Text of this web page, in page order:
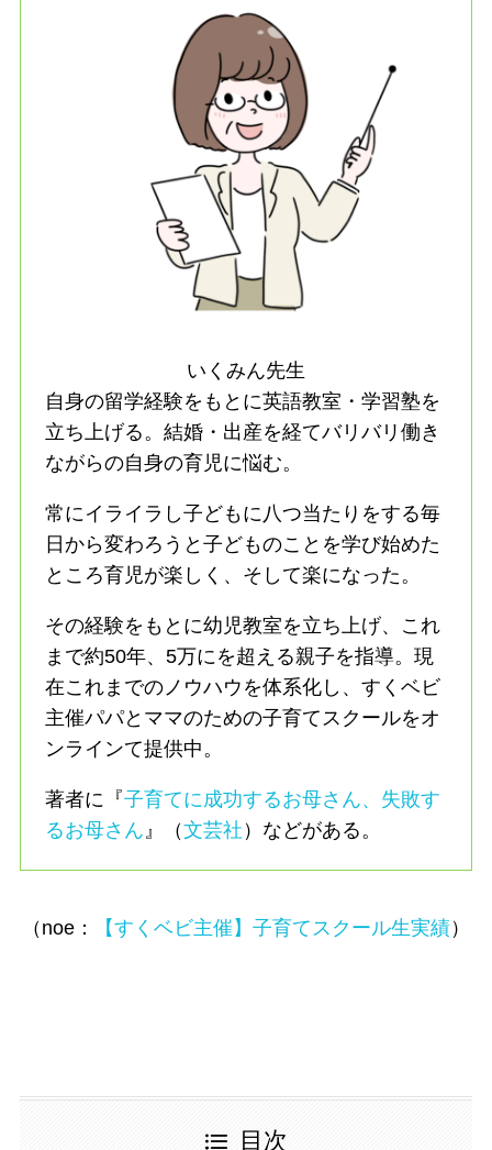
いくみん先生
自身の留学経験をもとに英語教室・学習塾を
立ち上げる。結婚・出産を経てバリバリ働き
ながらの自身の育児に悩む。
常にイライラし子どもに八つ当たりをする毎
日から変わろうと子どものことを学び始めた
ところ育児が楽しく、そして楽になった。
その経験をもとに幼児教室を立ち上げ、これ
まで約50年、5万にを超える親子を指導。現
在これまでのノウハウを体系化し、すくベビ
主催パパとママのための子育てスクールをオ
ンラインて提供中。
著者に『子育てに成功するお母さん、失敗す
るお母さん 』（文芸社 ）などがある。
（noe： 【すくベビ主催】子育てスクール生実績）
目次